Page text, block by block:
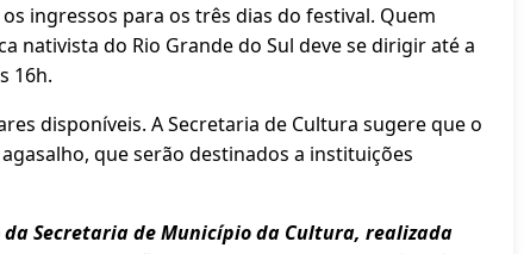
ingressos para os três dias do festival. Quem
nativista do Rio Grande do Sul deve se dirigir até a
16h.
disponíveis. A Secretaria de Cultura sugere que o
que serão destinados a instituições
Secretaria de Município da Cultura, realizada